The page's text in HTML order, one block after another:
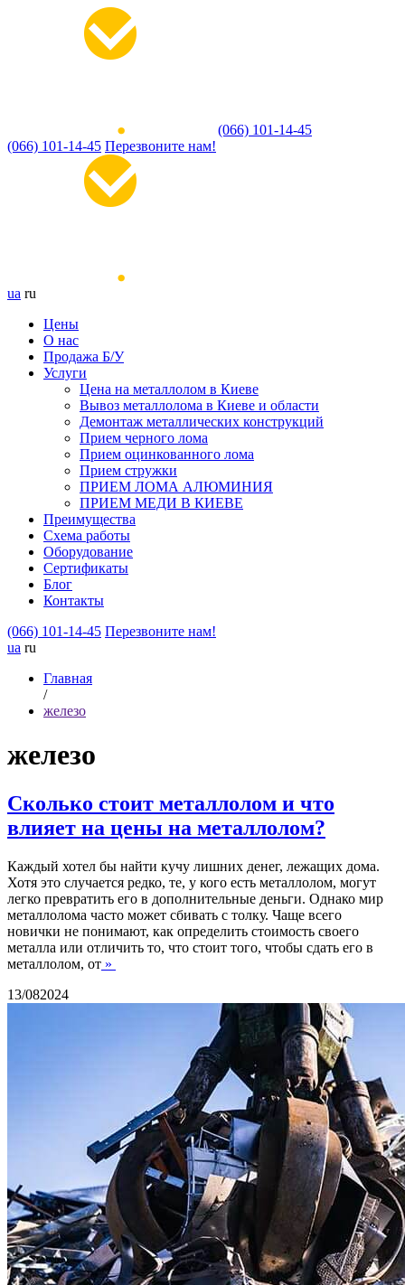
(066) 101-14-45
(066) 101-14-45 Перезвоните нам!
ua ru
Цены
О нас
Продажа Б/У
Услуги
Цена на металлолом в Киеве
Вывоз металлолома в Киеве и области
Демонтаж металлических конструкций
Прием черного лома
Прием оцинкованного лома
Прием стружки
ПРИЕМ ЛОМА АЛЮМИНИЯ
ПРИЕМ МЕДИ В КИЕВЕ
Преимущества
Схема работы
Оборудование
Сертификаты
Блог
Контакты
(066) 101-14-45 Перезвоните нам!
ua ru
Главная
/
железо
железо
Сколько стоит металлолом и что
влияет на цены на металлолом?
Каждый хотел бы найти кучу лишних денег, лежащих дома.
Хотя это случается редко, те, у кого есть металлолом, могут
легко превратить его в дополнительные деньги. Однако мир
металлолома часто может сбивать с толку. Чаще всего
новички не понимают, как определить стоимость своего
металла или отличить то, что стоит того, чтобы сдать его в
металлолом, от »
13/082024